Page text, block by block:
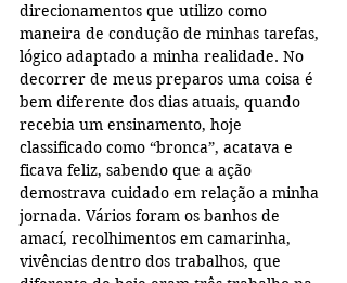
direcionamentos que utilizo como
maneira de condução de minhas tarefas,
lógico adaptado a minha realidade. No
decorrer de meus preparos uma coisa é
bem diferente dos dias atuais, quando
recebia um ensinamento, hoje
classificado como “bronca”, acatava e
ficava feliz, sabendo que a ação
demostrava cuidado em relação a minha
jornada. Vários foram os banhos de
amací, recolhimentos em camarinha,
vivências dentro dos trabalhos, que